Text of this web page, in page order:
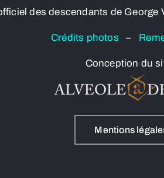
des descendants de George
Crédits photos–
Conception du
Mentions